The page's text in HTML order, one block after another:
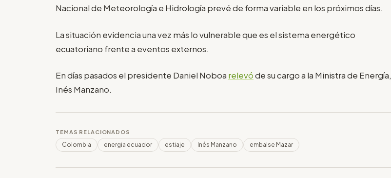
Nacional de Meteorología e Hidrología prevé de forma variable en los próximos días.
La situación evidencia una vez más lo vulnerable que es el sistema energético
ecuatoriano frente a eventos externos.
En días pasados el presidente Daniel Noboa relevóde su cargo a la Ministra de Energía,
Inés Manzano.
TEMAS RELACIONADOS
Colombia energia ecuador estiaje Inés Manzano embalse Mazar